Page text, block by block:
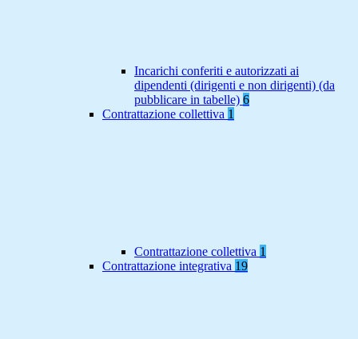
Incarichi conferiti e autorizzati ai
dipendenti (dirigenti e non dirigenti) (da
pubblicare in tabelle) 6
Contrattazione collettiva 1
Contrattazione collettiva 1
Contrattazione integrativa 19